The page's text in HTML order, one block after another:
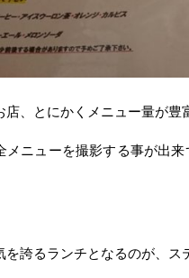
店、とにかくメニュー量が
メニューを撮影する事が出
を誇るランチとなるのが、ス